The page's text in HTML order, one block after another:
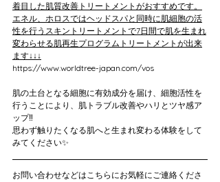
着目した肌質改善トリートメントがおすすめです。
エネル、ホロスではヘッドスパと同時に肌細胞の活
性を行うスキントリートメントで7日間で肌を生まれ
変わらせる肌再生プログラムトリートメントが出来
ます↓↓↓
https://www.worldtree-japan.com/vos
肌の土台となる細胞に有効成分を届け、細胞活性を
行うことにより、肌トラブル改善やハリとツヤ感ア
ップ‼️
思わず触りたくなる肌へと生まれ変わる体験をして
みてください✨
お問い合わせなどはこちらにお気軽にご連絡くださ